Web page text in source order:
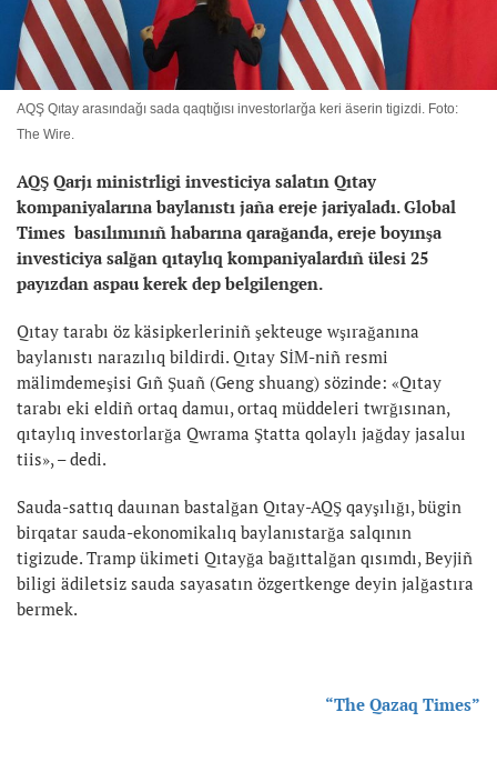
AQŞ Qıtay arasındağı sada qaqtığısı investorlarğa keri äserin tigizdi. Foto:
The Wire.
AQŞ Qarjı ministrligi investiciya salatın Qıtay
kompaniyalarına baylanıstı jaña ereje jariyaladı. Global
Times basılımınıñ habarına qarağanda, ereje boyınşa
investiciya salğan qıtaylıq kompaniyalardıñ ülesi 25
payızdan aspau kerek dep belgilengen.
Qıtay tarabı öz käsipkerleriniñ şekteuge wşırağanına
baylanıstı narazılıq bildirdi. Qıtay SİM-niñ resmi
mälimdemeşisi Gıñ Şuañ (Geng shuang) sözinde: «Qıtay
tarabı eki eldiñ ortaq damuı, ortaq müddeleri twrğısınan,
qıtaylıq investorlarğa Qwrama Ştatta qolaylı jağday jasaluı
tiis», – dedi.
Sauda-sattıq dauınan bastalğan Qıtay-AQŞ qayşılığı, bügin
birqatar sauda-ekonomikalıq baylanıstarğa salqının
tigizude. Tramp ükimeti Qıtayğa bağıttalğan qısımdı, Beyjiñ
biligi ädiletsiz sauda sayasatın özgertkenge deyin jalğastıra
bermek.
“The Qazaq Times”